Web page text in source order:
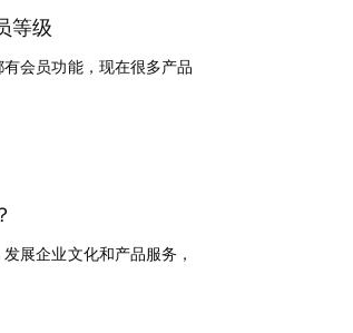
等级
会员功能，现在很多产品
展企业文化和产品服务，